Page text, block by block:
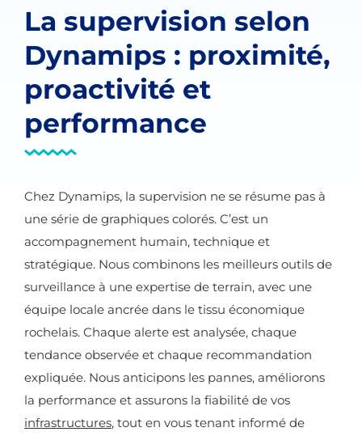
La supervision selon
Dynamips : proximité,
proactivité et
performance
Chez Dynamips, la supervision ne se résume pas à
une série de graphiques colorés. C’est un
accompagnement humain, technique et
stratégique. Nous combinons les meilleurs outils de
surveillance à une expertise de terrain, avec une
équipe locale ancrée dans le tissu économique
rochelais. Chaque alerte est analysée, chaque
tendance observée et chaque recommandation
expliquée. Nous anticipons les pannes, améliorons
la performance et assurons la fiabilité de vos
infrastructures, tout en vous tenant informé de